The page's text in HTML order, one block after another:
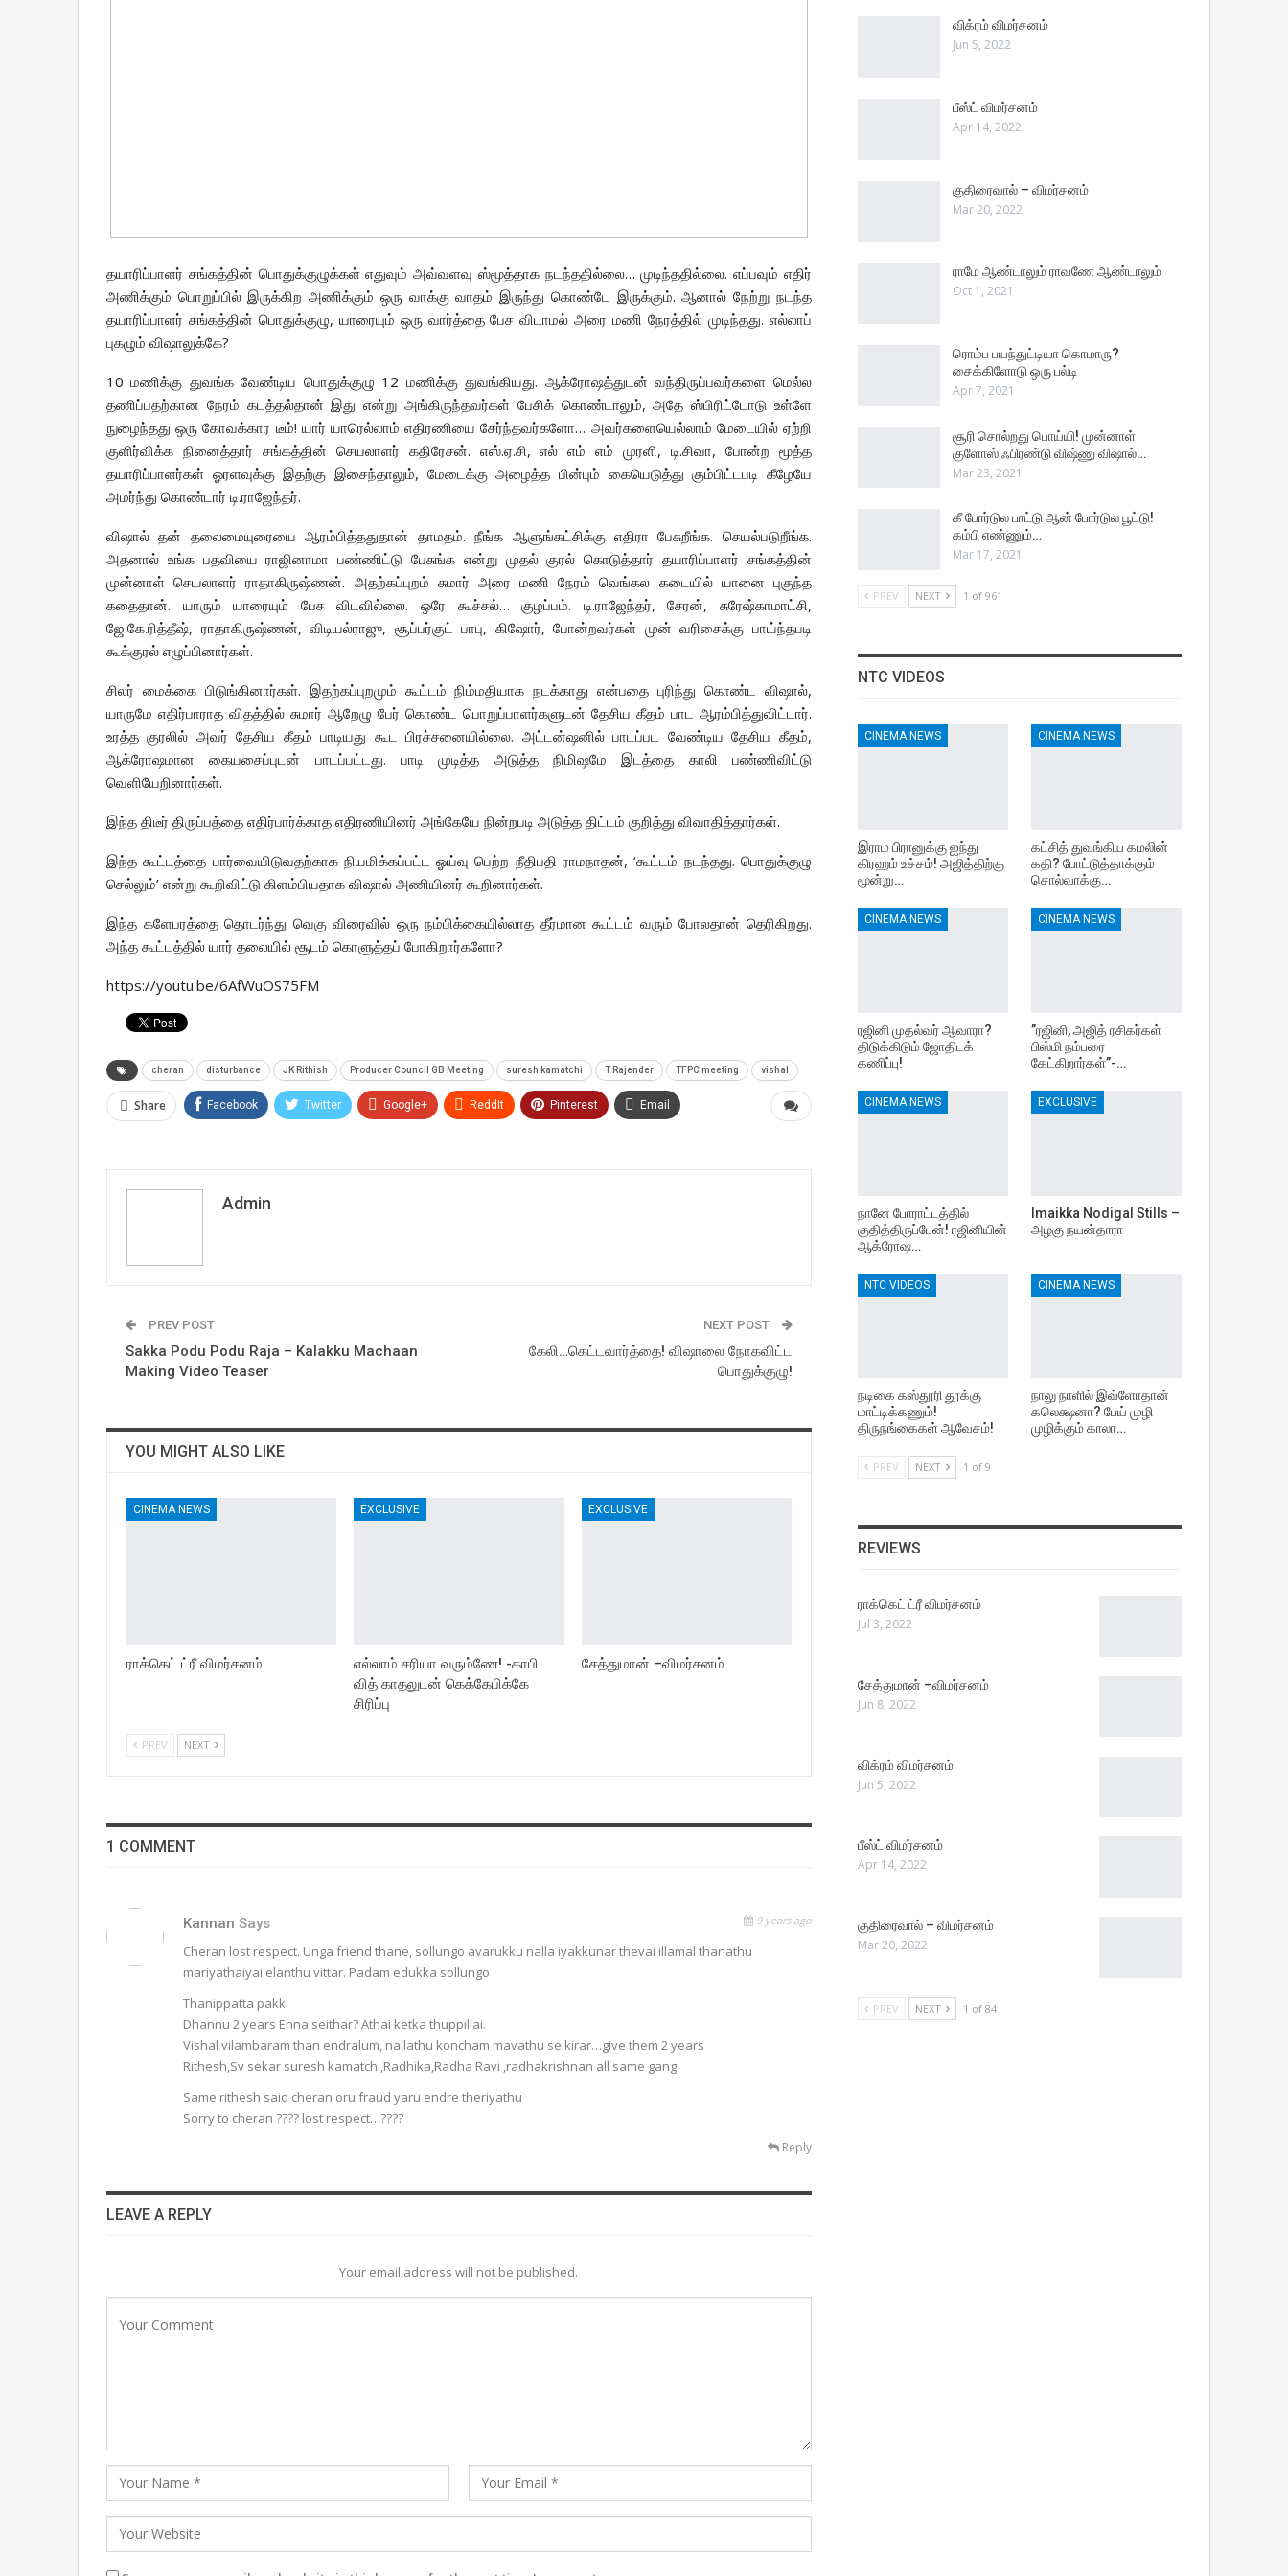
தயாரிப்பாளர் சங்கத்தின் பொதுக்குழுக்கள் எதுவும் அவ்வளவு ஸ்மூத்தாக நடந்ததில்லை… முடிந்ததில்லை. எப்பவும் எதிர்
அணிக்கும் பொறுப்பில் இருக்கிற அணிக்கும் ஒரு வாக்கு வாதம் இருந்து கொண்டே இருக்கும். ஆனால் நேற்று நடந்த
தயாரிப்பாளர் சங்கத்தின் பொதுக்குழு, யாரையும் ஒரு வார்த்தை பேச விடாமல் அரை மணி நேரத்தில் முடிந்தது. எல்லாப்
புகழும் விஷாலுக்கே?
10 மணிக்கு துவங்க வேண்டிய பொதுக்குழு 12 மணிக்கு துவங்கியது. ஆக்ரோஷத்துடன் வந்திருப்பவர்களை மெல்ல
தணிப்பதற்கான நேரம் கடத்தல்தான் இது என்று அங்கிருந்தவர்கள் பேசிக் கொண்டாலும், அதே ஸ்பிரிட்டோடு உள்ளே
நுழைந்தது ஒரு கோவக்கார டீம்! யார் யாரெல்லாம் எதிரணியை சேர்ந்தவர்களோ… அவர்களையெல்லாம் மேடையில் ஏற்றி
குளிர்விக்க நினைத்தார் சங்கத்தின் செயலாளர் கதிரேசன். எஸ்.ஏ.சி, எல் எம் எம் முரளி, டி.சிவா, போன்ற மூத்த
தயாரிப்பாளர்கள் ஓரளவுக்கு இதற்கு இசைந்தாலும், மேடைக்கு அழைத்த பின்பும் கையெடுத்து கும்பிட்டபடி கீழேயே
அமர்ந்து கொண்டார் டி.ராஜேந்தர்.
விஷால் தன் தலைமையுரையை ஆரம்பித்ததுதான் தாமதம். நீங்க ஆளுங்கட்சிக்கு எதிரா பேசுறீங்க. செயல்படுறீங்க.
அதனால் உங்க பதவியை ராஜினாமா பண்ணிட்டு பேசுங்க என்று முதல் குரல் கொடுத்தார் தயாரிப்பாளர் சங்கத்தின்
முன்னாள் செயலாளர் ராதாகிருஷ்ணன். அதற்கப்புறம் சுமார் அரை மணி நேரம் வெங்கல கடையில் யானை புகுந்த
கதைதான். யாரும் யாரையும் பேச விடவில்லை. ஒரே கூச்சல்… குழப்பம். டி.ராஜேந்தர், சேரன், சுரேஷ்காமாட்சி,
ஜே.கே.ரித்தீஷ், ராதாகிருஷ்ணன், விடியல்ராஜு, சூப்பர்குட் பாபு, கிஷோர், போன்றவர்கள் முன் வரிசைக்கு பாய்ந்தபடி
கூக்குரல் எழுப்பினார்கள்.
சிலர் மைக்கை பிடுங்கினார்கள். இதற்கப்புறமும் கூட்டம் நிம்மதியாக நடக்காது என்பதை புரிந்து கொண்ட விஷால்,
யாருமே எதிர்பாராத விதத்தில் சுமார் ஆறேழு பேர் கொண்ட பொறுப்பாளர்களுடன் தேசிய கீதம் பாட ஆரம்பித்துவிட்டார்.
உரத்த குரலில் அவர் தேசிய கீதம் பாடியது கூட பிரச்சனையில்லை. அட்டன்ஷனில் பாடப்பட வேண்டிய தேசிய கீதம்,
ஆக்ரோஷமான கையசைப்புடன் பாடப்பட்டது. பாடி முடித்த அடுத்த நிமிஷமே இடத்தை காலி பண்ணிவிட்டு
வெளியேறினார்கள்.
இந்த திடீர் திருப்பத்தை எதிர்பார்க்காத எதிரணியினர் அங்கேயே நின்றபடி அடுத்த திட்டம் குறித்து விவாதித்தார்கள்.
இந்த கூட்டத்தை பார்வையிடுவதற்காக நியமிக்கப்பட்ட ஓய்வு பெற்ற நீதிபதி ராமநாதன், ‘கூட்டம் நடந்தது. பொதுக்குழு
செல்லும்’ என்று கூறிவிட்டு கிளம்பியதாக விஷால் அணியினர் கூறினார்கள்.
இந்த களேபரத்தை தொடர்ந்து வெகு விரைவில் ஒரு நம்பிக்கையில்லாத தீர்மான கூட்டம் வரும் போலதான் தெரிகிறது.
அந்த கூட்டத்தில் யார் தலையில் சூடம் கொளுத்தப் போகிறார்களோ?
https://youtu.be/6AfWuOS75FM
cheran disturbance JK Rithish Producer Council GB Meeting suresh kamatchi T Rajender TFPC meeting vishal
Share Facebook Twitter Google+ ReddIt Pinterest Email
Admin
PREV POST
Sakka Podu Podu Raja – Kalakku Machaan
Making Video Teaser
NEXT POST
கேலி…கெட்டவார்த்தை! விஷாலை நோகவிட்ட
பொதுக்குழு!
YOU MIGHT ALSO LIKE
CINEMA NEWS
ராக்கெட் ட்ரீ விமர்சனம்
EXCLUSIVE
எல்லாம் சரியா வரும்ணே! -காபி
வித் காதலுடன் கெக்கேபிக்கே
சிரிப்பு
EXCLUSIVE
சேத்துமான் –விமர்சனம்
PREV NEXT
1 COMMENT
Kannan Says 9 years ago
Cheran lost respect. Unga friend thane, sollungo avarukku nalla iyakkunar thevai illamal thanathu
mariyathaiyai elanthu vittar. Padam edukka sollungo
Thanippatta pakki
Dhannu 2 years Enna seithar? Athai ketka thuppillai.
Vishal vilambaram than endralum, nallathu koncham mavathu seikirar…give them 2 years
Rithesh,Sv sekar suresh kamatchi,Radhika,Radha Ravi ,radhakrishnan all same gang
Same rithesh said cheran oru fraud yaru endre theriyathu
Sorry to cheran ???? lost respect…????
Reply
LEAVE A REPLY
Your email address will not be published.
விக்ரம் விமர்சனம்
Jun 5, 2022
பீஸ்ட் விமர்சனம்
Apr 14, 2022
குதிரைவால் – விமர்சனம்
Mar 20, 2022
ராமே ஆண்டாலும் ராவணே ஆண்டாலும்
Oct 1, 2021
ரொம்ப பயந்துட்டியா கொமாரு?
சைக்கிளோடு ஒரு பல்டி
Apr 7, 2021
சூரி சொல்றது பொய்யி! முன்னாள்
குளோஸ் ஃபிரண்டு விஷ்ணு விஷால்…
Mar 23, 2021
கீ போர்டுல பாட்டு ஆன் போர்டுல பூட்டு!
கம்பி எண்ணும்…
Mar 17, 2021
PREV NEXT 1 of 961
NTC VIDEOS
CINEMA NEWS
இராம பிரானுக்கு ஐந்து
கிரஹம் உச்சம்! அஜித்திற்கு
மூன்று…
CINEMA NEWS
கட்சித் துவங்கிய கமலின்
கதி? போட்டுத்தாக்கும்
சொல்வாக்கு…
CINEMA NEWS
ரஜினி முதல்வர் ஆவாரா?
திடுக்கிடும் ஜோதிடக்
கணிப்பு!
CINEMA NEWS
”ரஜினி, அஜித் ரசிகர்கள்
பிஸ்மி நம்பரை
கேட்கிறார்கள்”-…
CINEMA NEWS
நானே போராட்டத்தில்
குதித்திருப்பேன்! ரஜினியின்
ஆக்ரோஷ…
EXCLUSIVE
Imaikka Nodigal Stills –
அழகு நயன்தாரா
NTC VIDEOS
நடிகை கஸ்தூரி தூக்கு
மாட்டிக்கணும்!
திருநங்கைகள் ஆவேசம்!
CINEMA NEWS
நாலு நாளில் இவ்ளோதான்
கலெக்ஷனா? பேய் முழி
முழிக்கும் காலா…
PREV NEXT 1 of 9
REVIEWS
ராக்கெட் ட்ரீ விமர்சனம்
Jul 3, 2022
சேத்துமான் –விமர்சனம்
Jun 8, 2022
விக்ரம் விமர்சனம்
Jun 5, 2022
பீஸ்ட் விமர்சனம்
Apr 14, 2022
குதிரைவால் – விமர்சனம்
Mar 20, 2022
PREV NEXT 1 of 84